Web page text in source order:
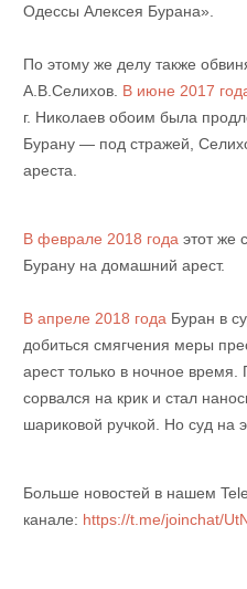
Одессы Алексея Бурана».
По этому же делу также
А.В.Селихов. В июне 2017
г. Николаев обоим была
Бурану — под стражей,
ареста.
В феврале 2018 годаэтот же
Бурану на домашний арест.
В апреле 2018 годаБуран в
добиться смягчения меры
арест только в ночное
сорвался на крик и стал
шариковой ручкой. Но суд на
Больше новостей в нашем
канале: https://t.me/joinchat/